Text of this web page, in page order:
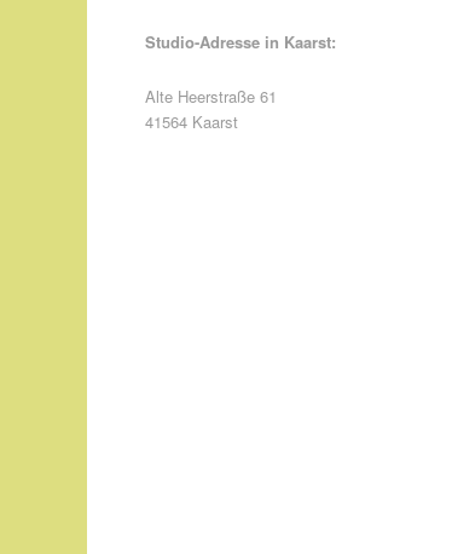
Studio-Adresse in Kaarst:
Alte Heerstraße 61
41564 Kaarst